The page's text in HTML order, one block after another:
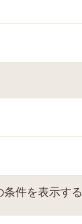
条件を表示する